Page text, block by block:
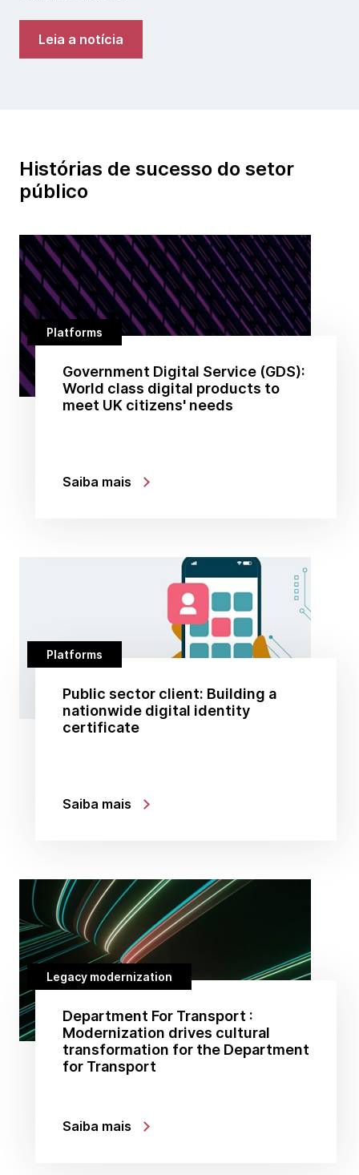
Leia a notícia
Histórias de sucesso do setor
público
Platforms
Government Digital Service (GDS):
World class digital products to
meet UK citizens' needs
Saiba mais
Platforms
Public sector client: Building a
nationwide digital identity
certificate
Saiba mais
Legacy modernization
Department For Transport :
Modernization drives cultural
transformation for the Department
for Transport
Saiba mais